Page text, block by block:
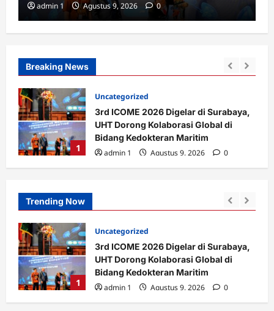
Breaking News
1
Uncategorized
3rd ICOME 2026 Digelar di Surabaya,
UHT Dorong Kolaborasi Global di
Bidang Kedokteran Maritim
admin 1
Agustus 9, 2026 0
admin 1 Agustus 9, 2026 0
Trending Now
2
PENDIDIKAN
Program Studi Doktor Administrasi
Publik Universitas Hang Tuah Cetak
Doktor Ke-13
admin 1
Agustus 7, 2026 0